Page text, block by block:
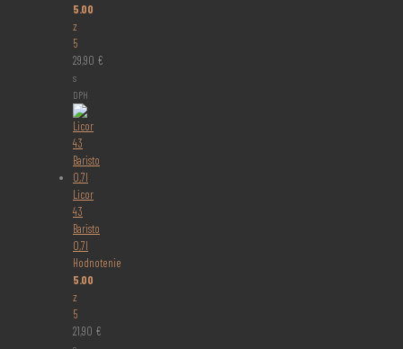
5.00
z
5
29,90 €
s
DPH
Licor
43
Baristo
0,7l
Hodnotenie
5.00
z
5
21,90 €